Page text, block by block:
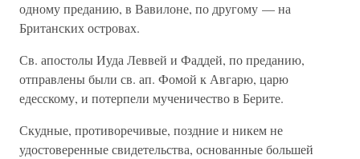
одному преданию, в Вавилоне, по другому — на
Британских островах.
Св. апостолы Иуда Леввей и Фаддей, по преданию,
отправлены были св. ап. Фомой к Авгарю, царю
едесскому, и потерпели мученичество в Берите.
Скудные, противоречивые, поздние и никем не
удостоверенные свидетельства, основанные большей